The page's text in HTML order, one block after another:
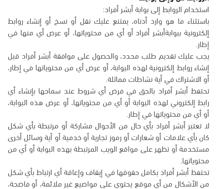
استخدام الروابط إلى بوابة أبشر أفراد:
باستثناء ما هو وارد أدناه، يمتنع عليك نقل أو نسخ أو إنشاء روابط
إلكترونية ببوابةأبشر أفراد أو أي من محتوياتها، أو عرض أي منها في
إطار.
يجب عليك تقديم طلب محدد، والحصول على موافقة أبشر أفراد قبل
إنشاء روابط إلكترونية لهذه البوابة، أو عرض أي من محتوياتها في إطار،
أو الاشتراك في أية نشاطات مماثلة.
تحتفظ أبشر أفراد بالحق في فرض أي شروط عند سماحها بإنشاء أي
رابط إلكتروني لهذه البوابة أو أي من محتوياتها، أو عرض هذه البوابة،
أو أي من محتوياتها في إطار.
لا تعتبر أبشر أفراد بأي حال من الأحوال مشاركة أو مرتبطة بأي شكل
كان بأي علامات أو شعارات أو رموز تجارية أو خدمية أو أية وسائل أخرى
مستخدمة أو تظهر على مواقع الويب المرتبطة بهذه البوابة أو أي من
محتوياتها.
تحتفظ أبشر أفراد بكامل حقوقها في إيقاف وإعاقة أي ارتباط بأي شكل
من الأشكال من أي موقع يحتوي على مواضيع غير ملائمة، أو فاضحة،